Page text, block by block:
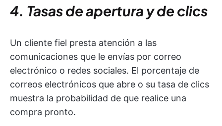
4. Tasas de apertura y de clics
Un cliente fiel presta atención a las
comunicaciones que le envías por correo
electrónico o redes sociales. El porcentaje de
correos electrónicos que abre o su tasa de clics
muestra la probabilidad de que realice una
compra pronto.